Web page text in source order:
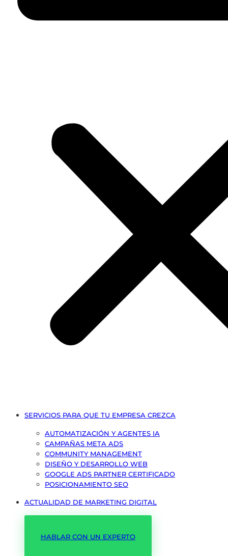
SERVICIOS PARA QUE TU EMPRESA CREZCA
AUTOMATIZACIÓN Y AGENTES IA
CAMPAÑAS META ADS
COMMUNITY MANAGEMENT
DISEÑO Y DESARROLLO WEB
GOOGLE ADS PARTNER CERTIFICADO
POSICIONAMIENTO SEO
ACTUALIDAD DE MARKETING DIGITAL
HABLAR CON UN EXPERTO